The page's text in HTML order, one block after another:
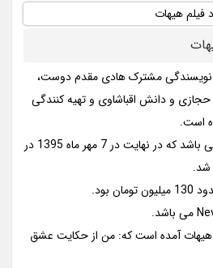
و نویسندگی مشترک هادی مقدم دوست،
و دانش اقباشاوی و تهیه کنندگی
است.
هیهات محصول سال 1394 می باشد که در نهایت در 7 مهر ماه 1395 در
شد.
بود.
هیهات آمده است که: من از حکایت عشق